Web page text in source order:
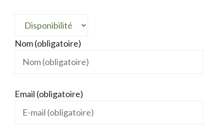
Nom (obligatoire)
Email (obligatoire)